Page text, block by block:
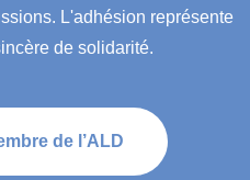
L'adhésion représente
de solidarité.
de l’ALD